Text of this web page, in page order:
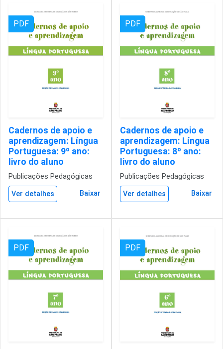
PDF
Cadernos de apoio e
aprendizagem: Língua
Portuguesa: 9º ano:
livro do aluno
Publicações Pedagógicas
Ver detalhes Baixar
PDF
Cadernos de apoio e
aprendizagem: Língua
Portuguesa: 8º ano:
livro do aluno
Publicações Pedagógicas
Ver detalhes Baixar
PDF PDF